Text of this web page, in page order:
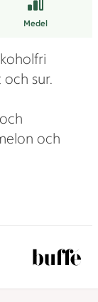
Medel
sur.
och